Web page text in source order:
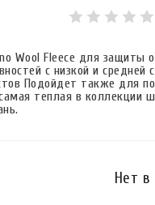
Wool Fleece для защиты
с низкой и
Подойдет также для
теплая в коллекции
Нет в